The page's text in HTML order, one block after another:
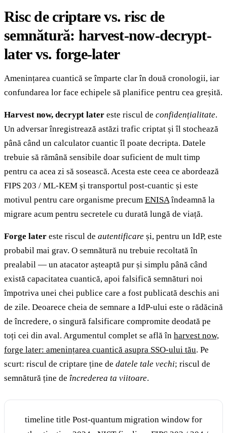
Risc de criptare vs. risc de
semnătură: harvest-now-decrypt-
later vs. forge-later
Amenințarea cuantică se împarte clar în două cronologii, iar
confundarea lor face echipele să planifice pentru cea greșită.
Harvest now, decrypt later este riscul de confidențialitate.
Un adversar înregistrează astăzi trafic criptat și îl stochează
până când un calculator cuantic îl poate decripta. Datele
trebuie să rămână sensibile doar suficient de mult timp
pentru ca acea zi să sosească. Acesta este ceea ce abordează
FIPS 203 / ML-KEM și transportul post-cuantic și este
motivul pentru care organisme precum ENISAîndeamnă la
migrare acum pentru secretele cu durată lungă de viață.
Forge later este riscul de autentificare și, pentru un IdP, este
probabil mai grav. O semnătură nu trebuie recoltată în
prealabil — un atacator așteaptă pur și simplu până când
există capacitatea cuantică, apoi falsifică semnături noi
împotriva unei chei publice care a fost publicată deschis ani
de zile. Deoarece cheia de semnare a IdP-ului este o rădăcină
de încredere, o singură falsificare compromite deodată pe
toți cei din aval. Argumentul complet se află în harvest now,
forge later: amenințarea cuantică asupra SSO-ului tău. Pe
scurt: riscul de criptare ține de datele tale vechi; riscul de
semnătură ține de încrederea ta viitoare.
timeline title Post-quantum migration window for